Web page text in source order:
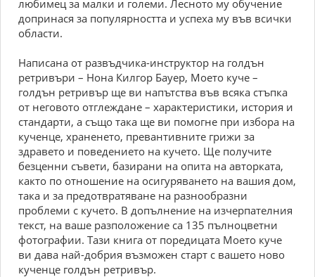
любимец за малки и големи. Лесното му обучение
допринася за популярността и успеха му във всички
области.
Написана от развъдчика-инструктор на голдън
ретривъри – Нона Килгор Бауер, Моето куче –
голдън ретривър ще ви напътства във всяка стъпка
от неговото отглеждане – характеристики, история и
стандарти, а също така ще ви помогне при избора на
кученце, храненето, превантивните грижи за
здравето и поведението на кучето. Ще получите
безценни съвети, базирани на опита на авторката,
както по отношение на осигуряването на вашия дом,
така и за предотвратяване на разнообразни
проблеми с кучето. В допълнение на изчерпателния
текст, на ваше разположение са 135 пълноцветни
фотографии. Тази книга от поредицата Моето куче
ви дава най-добрия възможен старт с вашето ново
кученце голдън ретривър.